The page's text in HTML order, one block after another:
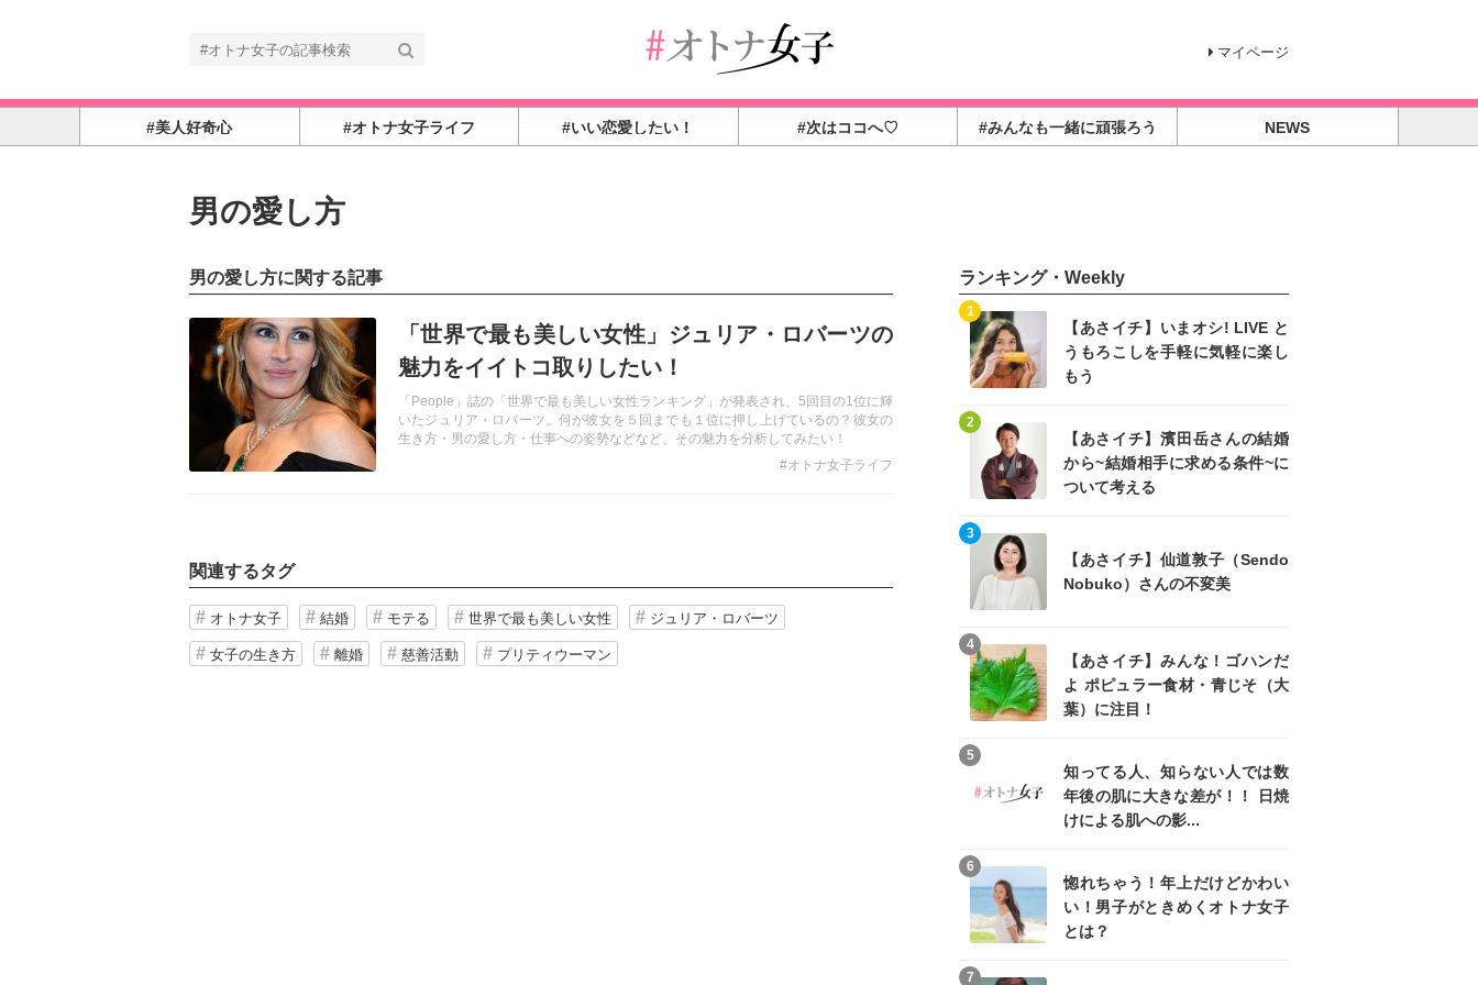
マイページ
#美人好奇心 #オトナ女子ライフ #いい恋愛したい！ #次はココへ♡ #みんなも一緒に頑張ろう NEWS
男の愛し方
男の愛し方に関する記事
「世界で最も美しい女性」ジュリア・ロバーツの
魅力をイイトコ取りしたい！
「People」誌の「世界で最も美しい女性ランキング」が発表され、5回目の1位に輝
いたジュリア・ロバーツ。何が彼女を５回までも１位に押し上げているの？彼女の
生き方・男の愛し方・仕事への姿勢などなど、その魅力を分析してみたい！
#オトナ女子ライフ
関連するタグ
オトナ女子 結婚 モテる 世界で最も美しい女性 ジュリア・ロバーツ
女子の生き方 離婚 慈善活動 プリティウーマン
ランキング・Weekly
【あさイチ】いまオシ! LIVE と
うもろこしを手軽に気軽に楽し
もう
1
【あさイチ】濱田岳さんの結婚
から~結婚相手に求める条件~に
ついて考える
2
【あさイチ】仙道敦子（Sendo
Nobuko）さんの不変美
3
【あさイチ】みんな！ゴハンだ
よ ポピュラー食材・青じそ（大
葉）に注目！
4
知ってる人、知らない人では数
年後の肌に大きな差が！！ 日焼
けによる肌への影...
5
惚れちゃう！年上だけどかわい
い！男子がときめくオトナ女子
とは？
6
7